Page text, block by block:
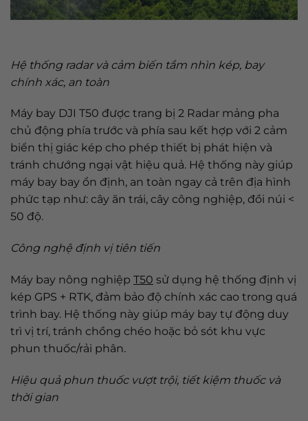
Hệ thống radar và cảm biến tầm nhìn kép, bay
chính xác, an toàn
Máy bay DJI T50 được trang bị 2 Radar mảng pha
chủ động phía trước và phía sau kết hợp với 2 cảm
biển thị giác kép cho phép thiết bị phát hiện và
tránh chướng ngại vật hiệu quả. Hệ thống này giúp
máy bay bay ổn định, an toàn ngay cả trên địa hình
phức tạp như: cây ăn trái, cây công nghiệp, đồi núi <
50 độ.
Công nghệ định vị tiên tiến
Máy bay nông nghiệp T50 sử dụng hệ thống định vị
kép GPS + RTK, đảm bảo độ chính xác cao trong quá
trình bay. Hệ thống này giúp máy bay tự động duy
trì vị trí, tránh chồng chéo hoặc bỏ sót khu vực
phun thuốc/rải phân.
Hiệu quả phun thuốc vượt trội, tiết kiệm thuốc và
thời gian